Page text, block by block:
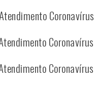
Coronavírus
Coronavírus
Coronavírus